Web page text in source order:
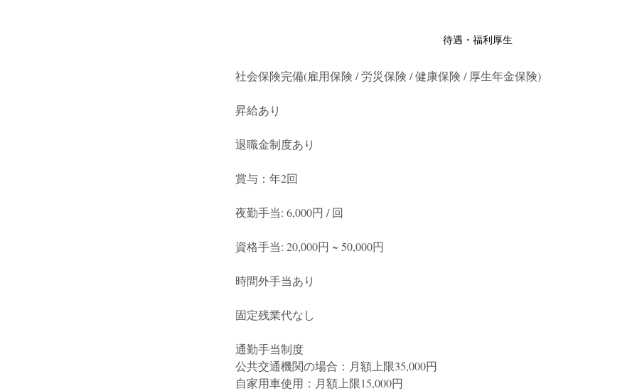
待遇・福利厚生
社会保険完備(雇用保険 / 労災保険 / 健康保険 / 厚生年金保険)
昇給あり
退職金制度あり
賞与：年2回
夜勤手当: 6,000円 / 回
資格手当: 20,000円 ~ 50,000円
時間外手当あり
固定残業代なし
通勤手当制度
公共交通機関の場合：月額上限35,000円
自家用車使用：月額上限15,000円